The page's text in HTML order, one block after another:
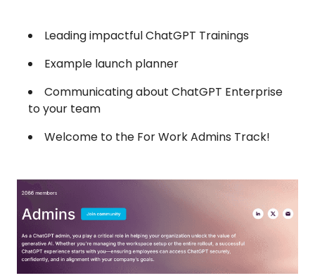
Leading impactful ChatGPT Trainings
Example launch planner
Communicating about ChatGPT Enterprise
to your team
Welcome to the For Work Admins Track!